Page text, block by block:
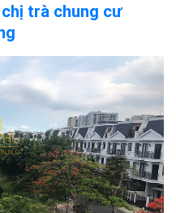
trà chung cư